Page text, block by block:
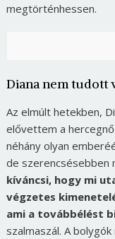
megtörténhessen.
Diana nem tudott
Az elmúlt hetekben,
elővettem a
néhány olyan
de szerencsésebben
kíváncsi, hogy mi
végzetes
ami a továbbélést
szalmaszál. A